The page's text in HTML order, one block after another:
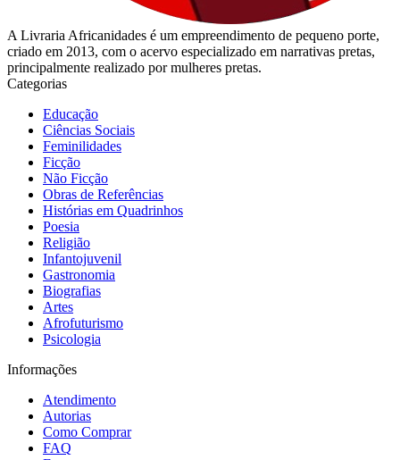
A Livraria Africanidades é um empreendimento de pequeno porte,
criado em 2013, com o acervo especializado em narrativas pretas,
principalmente realizado por mulheres pretas.
Categorias
Educação
Ciências Sociais
Feminilidades
Ficção
Não Ficção
Obras de Referências
Histórias em Quadrinhos
Poesia
Religião
Infantojuvenil
Gastronomia
Biografias
Artes
Afrofuturismo
Psicologia
Informações
Atendimento
Autorias
Como Comprar
FAQ